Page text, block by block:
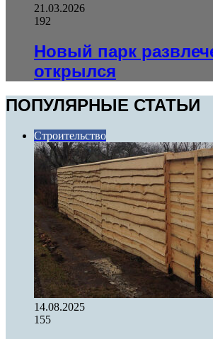
21.03.2026
192
Новый парк
открылся
ПОПУЛЯРНЫЕ СТАТЬИ
Строительство
14.08.2025
155